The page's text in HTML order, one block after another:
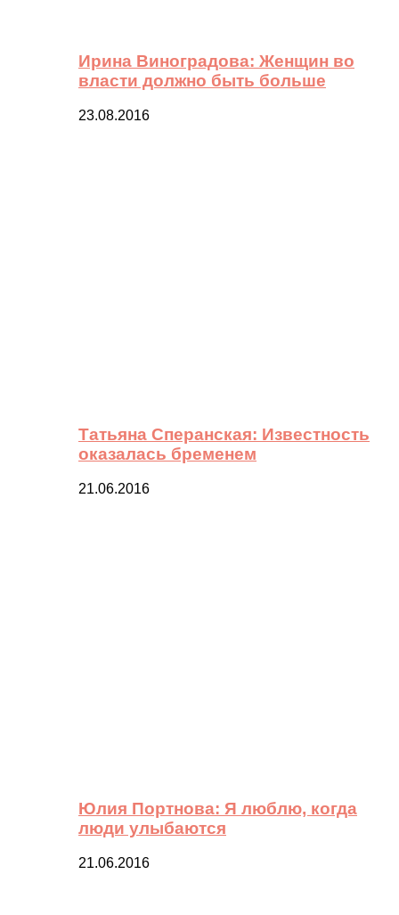
Ирина Виноградова: Женщин во
власти должно быть больше
23.08.2016
Татьяна Сперанская: Известность
оказалась бременем
21.06.2016
Юлия Портнова: Я люблю, когда
люди улыбаются
21.06.2016